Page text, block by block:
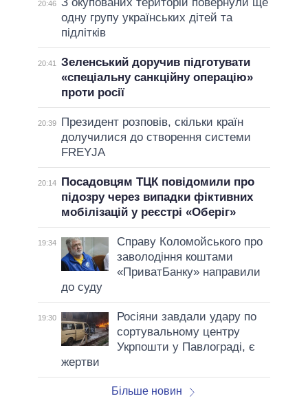
20:46 З окупованих територій повернули ще
одну групу українських дітей та
підлітків
20:41
Зеленський доручив підготувати
«спеціальну санкційну операцію»
проти росії
20:39
Президент розповів, скільки країн
долучилися до створення системи
FREYJA
20:14
Посадовцям ТЦК повідомили про
підозру через випадки фіктивних
мобілізацій у реєстрі «Оберіг»
19:34
Справу Коломойського про
заволодіння коштами
«ПриватБанку» направили
до суду
19:30
Росіяни завдали удару по
сортувальному центру
Укрпошти у Павлограді, є
жертви
Більше новин